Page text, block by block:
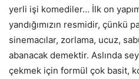
yerli işi komediler… İlk on
yandığımızın resmidir, çünkü
sinemacılar, zorlama, ucuz,
abanacak demektir. Aslında
çekmek için formül çok basit,